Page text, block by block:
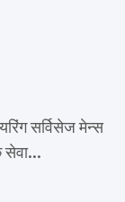
सर्विसेज मेन्स
सेवा...